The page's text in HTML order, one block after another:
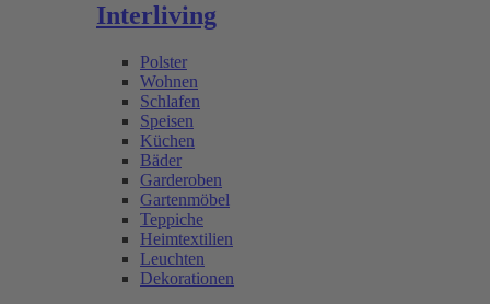
Interliving
Polster
Wohnen
Schlafen
Speisen
Küchen
Bäder
Garderoben
Gartenmöbel
Teppiche
Heimtextilien
Leuchten
Dekorationen